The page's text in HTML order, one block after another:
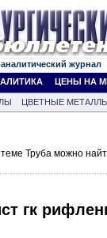
журнал
ЦЕНЫ НА
ЦВЕТНЫЕ
Труба можно
гк